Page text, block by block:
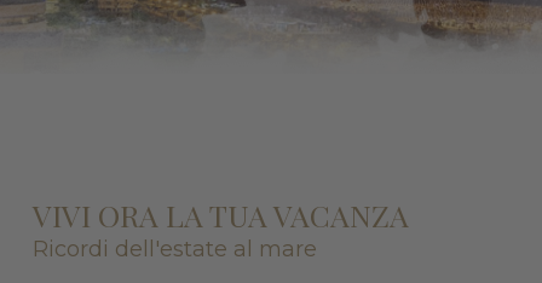
VIVI ORA LA TUA VACANZA
Ricordi dell'estate al mare